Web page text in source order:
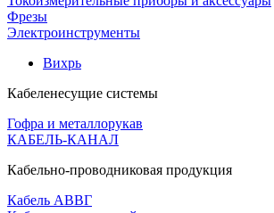
Фрезы
Электроинструменты
Вихрь
Кабеленесущие системы
Гофра и металлорукав
КАБЕЛЬ-КАНАЛ
Кабельно-проводниковая продукция
Кабель АВВГ